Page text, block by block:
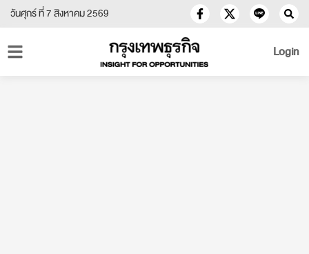
วันศุกร์ ที่ 7 สิงหาคม 2569
Login